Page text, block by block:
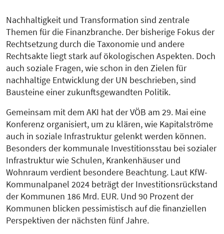
Nachhaltigkeit und Transformation sind zentrale
Themen für die Finanzbranche. Der bisherige Fokus der
Rechtsetzung durch die Taxonomie und andere
Rechtsakte liegt stark auf ökologischen Aspekten. Doch
auch soziale Fragen, wie schon in den Zielen für
nachhaltige Entwicklung der UN beschrieben, sind
Bausteine einer zukunftsgewandten Politik.
Gemeinsam mit dem AKI hat der VÖB am 29. Mai eine
Konferenz organisiert, um zu klären, wie Kapitalströme
auch in soziale Infrastruktur gelenkt werden können.
Besonders der kommunale Investitionsstau bei sozialer
Infrastruktur wie Schulen, Krankenhäuser und
Wohnraum verdient besondere Beachtung. Laut KfW-
Kommunalpanel 2024 beträgt der Investitionsrückstand
der Kommunen 186 Mrd. EUR. Und 90 Prozent der
Kommunen blicken pessimistisch auf die finanziellen
Perspektiven der nächsten fünf Jahre.